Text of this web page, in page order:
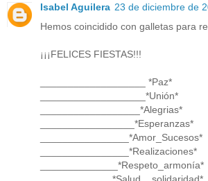
Isabel Aguilera 23 de diciembre de
Hemos coincidido con galletas para
¡¡¡FELICES FIESTAS!!!
___________________ *Paz*
___________________*Unión*
__________________*Alegrias*
_________________*Esperanzas*
________________*Amor_Sucesos*
________________*Realizaciones*
______________*Respeto_armonía*